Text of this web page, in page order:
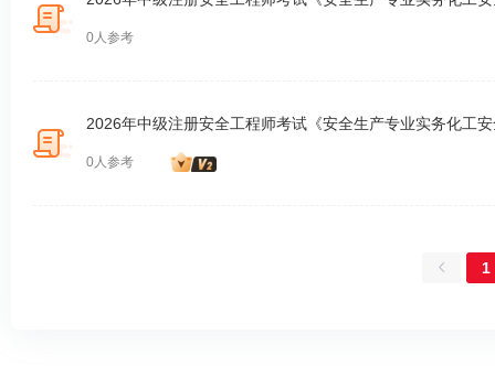
0人参考
2026年中级注册安全工程师考试《安全生产专业实务化工
0人参考
1